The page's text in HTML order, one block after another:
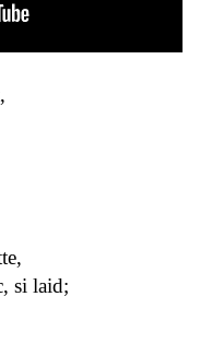
si laid;